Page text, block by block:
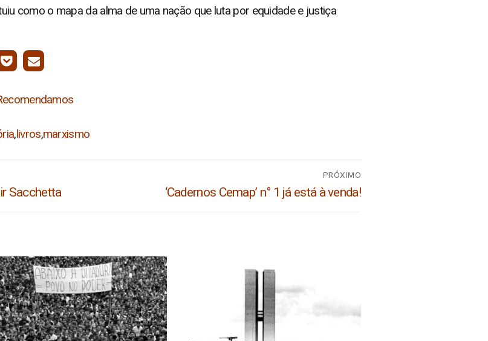
como o mapa da alma de uma nação que luta por equidade e justiça
,livros,marxismo
Sacchetta
PRÓXIMO
Próximo
‘Cadernos Cemap’ n° 1 já está à venda!